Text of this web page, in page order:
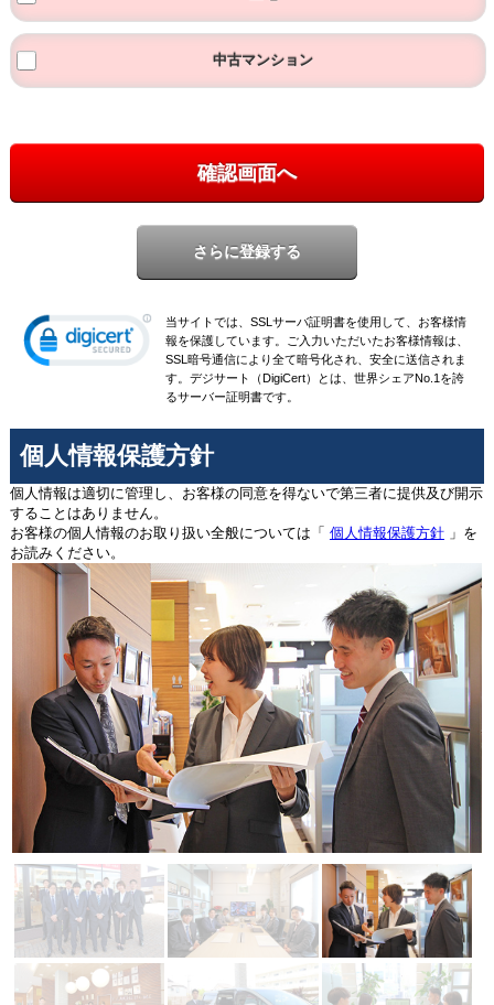
中古マンション
確認画面へ
当サイトでは、SSLサーバ証明書を使用して、お客様情
報を保護しています。ご入力いただいたお客様情報は、
SSL暗号通信により全て暗号化され、安全に送信されま
す。デジサート（DigiCert）とは、世界シェアNo.1を誇
るサーバー証明書です。
個人情報保護方針
個人情報は適切に管理し、お客様の同意を得ないで第三者に提供及び開示
することはありません。
お客様の個人情報のお取り扱い全般については「 個人情報保護方針」を
お読みください。